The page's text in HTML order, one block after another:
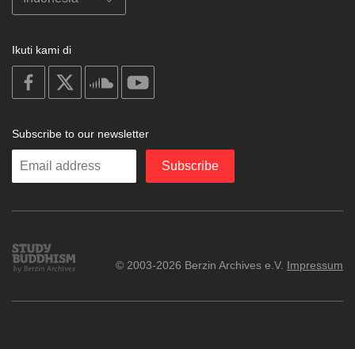
Ikuti kami di
on
facebook
soundcloud
Subscribe to our newsletter
Enter
Subscribe
Study
Buddhism
© 2003-2026 Berzin Archives e.V. Impressum